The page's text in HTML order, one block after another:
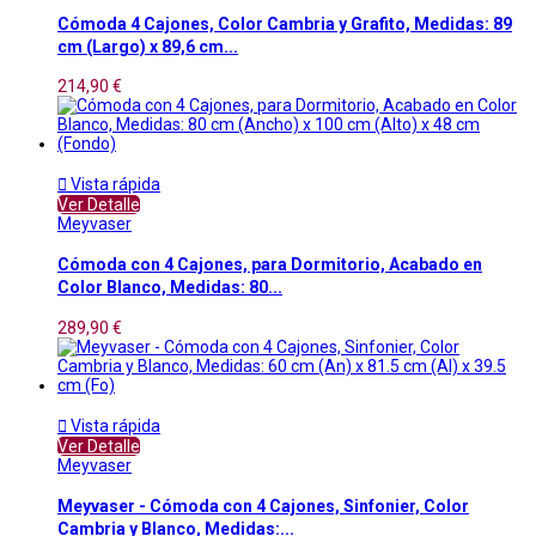
Cómoda 4 Cajones, Color Cambria y Grafito, Medidas: 89
cm (Largo) x 89,6 cm...
214,90 €
 Vista rápida
Ver Detalle
Meyvaser
Cómoda con 4 Cajones, para Dormitorio, Acabado en
Color Blanco, Medidas: 80...
289,90 €
 Vista rápida
Ver Detalle
Meyvaser
Meyvaser - Cómoda con 4 Cajones, Sinfonier, Color
Cambria y Blanco, Medidas:...